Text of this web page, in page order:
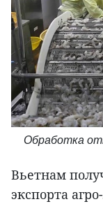
Обработка
Вьетнам
экспорта